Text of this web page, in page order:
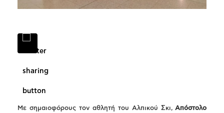
Με σημαιοφόρους τον αθλητή του Αλπικού Σκι, Απόστολο